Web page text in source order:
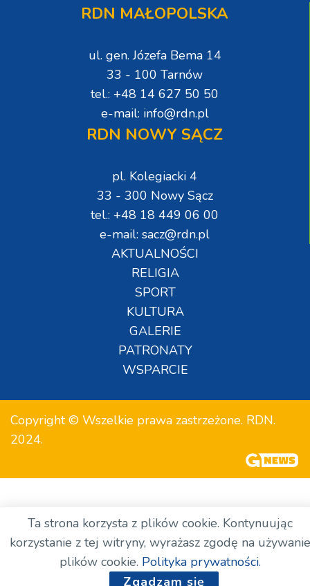
RDN MAŁOPOLSKA
ul. gen. Józefa Bema 14
33 - 100 Tarnów
tel.: +48 14 627 50 50
e-mail: info@rdn.pl
RDN NOWY SĄCZ
pl. Kolegiacki 4
33 - 300 Nowy Sącz
tel.: +48 18 449 06 00
e-mail: sacz@rdn.pl
AKTUALNOŚCI
RELIGIA
SPORT
KULTURA
GALERIE
PATRONATY
WSPARCIE
Copyright © Wszelkie prawa zastrzeżone. RDN.
2024.
Ta strona korzysta z plików cookie. Kontynuując
korzystanie z tej witryny, wyrażasz zgodę na używanie
plików cookie. Polityka prywatności.
Zgadzam się